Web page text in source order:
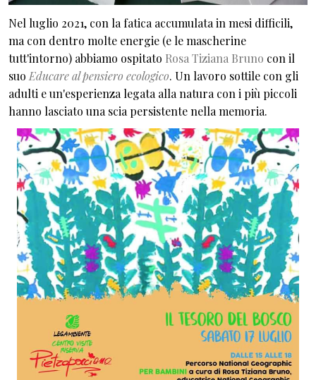
Nel luglio 2021, con la fatica accumulata in mesi difficili,
ma con dentro molte energie (e le mascherine
tutt'intorno) abbiamo ospitato Rosa Tiziana Bruno con il
suo Educare al pensiero ecologico. Un lavoro sottile con gli
adulti e un'esperienza legata alla natura con i più piccoli
hanno lasciato una scia persistente nella memoria.